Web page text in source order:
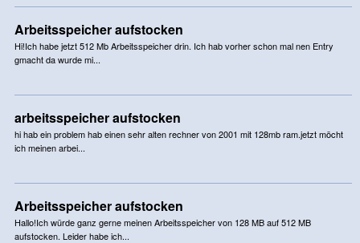
Arbeitsspeicher aufstocken
Hi!Ich habe jetzt 512 Mb Arbeitsspeicher drin. Ich hab vorher schon mal nen Entry
gmacht da wurde mi...
arbeitsspeicher aufstocken
hi hab ein problem hab einen sehr alten rechner von 2001 mit 128mb ram.jetzt möcht
ich meinen arbei...
Arbeitsspeicher aufstocken
Hallo!Ich würde ganz gerne meinen Arbeitsspeicher von 128 MB auf 512 MB
aufstocken. Leider habe ich...